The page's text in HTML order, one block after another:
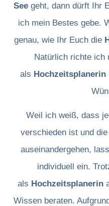
Seegeht, dann dürft Ihr
ich mein Bestes gebe.
genau, wie Ihr Euch die
Natürlich richte ich
als Hochzeitsplanerin
Weil ich weiß, dass
verschieden ist und
auseinandergehen,
individuell ein.
als Hochzeitsplanerin
Wissen beraten.